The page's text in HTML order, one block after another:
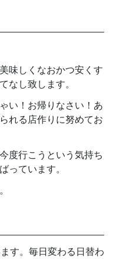
味しくなおかつ安くす
なし致します。
い！お帰りなさい！あ
れる店作りに努めてお
度行こうという気持ち
っています。
す。毎日変わる日替わ